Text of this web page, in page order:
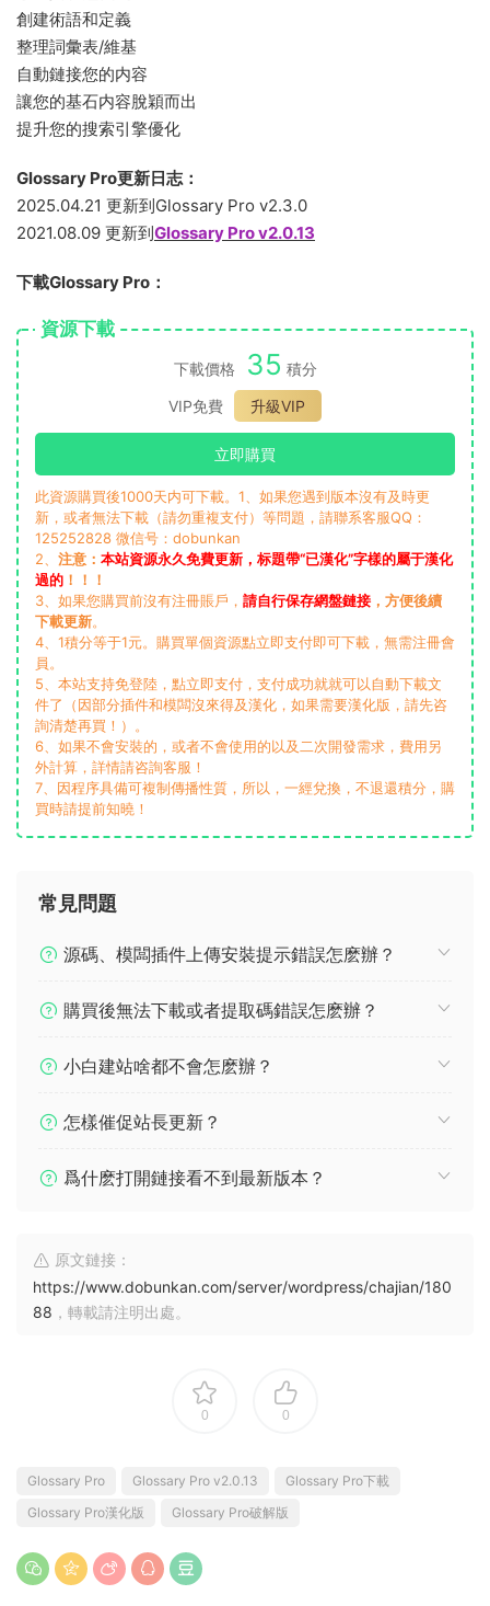
創建術語和定義
整理詞彙表/維基
自動鏈接您的内容
讓您的基石内容脫穎而出
提升您的搜索引擎優化
Glossary Pro更新日志：
2025.04.21 更新到Glossary Pro v2.3.0
2021.08.09 更新到Glossary Pro v2.0.13
下載Glossary Pro：
資源下載
下載價格 35 積分
VIP免費
升級VIP
立即購買
此資源購買後1000天内可下載。1、如果您遇到版本沒有及時更
新，或者無法下載（請勿重複支付）等問題，請聯系客服QQ：
125252828 微信号：dobunkan
2、 注意： 本站資源永久免費更新，标題帶“已漢化”字樣的屬于漢化
過的 ！！！
3、如果您購買前沒有注冊賬戶， 請自行保存網盤鏈接 ，方便後續
下載更新。
4、1積分等于1元。購買單個資源點立即支付即可下載，無需注冊會
員。
5、本站支持免登陸，點立即支付，支付成功就就可以自動下載文
件了（因部分插件和模闆沒來得及漢化，如果需要漢化版，請先咨
詢清楚再買！）。
6、如果不會安裝的，或者不會使用的以及二次開發需求，費用另
外計算，詳情請咨詢客服！
7、因程序具備可複制傳播性質，所以，一經兌換，不退還積分，購
買時請提前知曉！
常見問題
源碼、模闆插件上傳安裝提示錯誤怎麽辦？
購買後無法下載或者提取碼錯誤怎麽辦？
小白建站啥都不會怎麽辦？
怎樣催促站長更新？
爲什麽打開鏈接看不到最新版本？
原文鏈接：
https://www.dobunkan.com/server/wordpress/chajian/180
88 ，轉載請注明出處。
0 0
Glossary Pro Glossary Pro v2.0.13
Glossary Pro下載
Glossary Pro漢化版
Glossary Pro破解版